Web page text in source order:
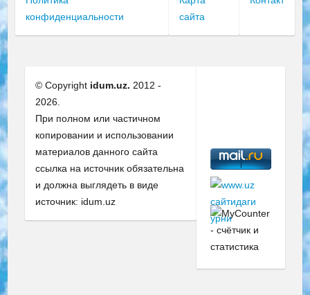
конфиденциальности
сайта
© Copyright idum.uz. 2012 -
2026.
При полном или частичном
копировании и использовании
материалов данного сайта
ссылка на источник обязательна
и должна выглядеть в виде
источник: idum.uz